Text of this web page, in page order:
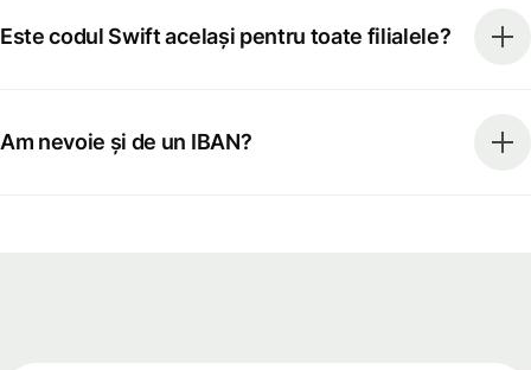
Este codul Swift același pentru toate filialele?
Am nevoie și de un IBAN?